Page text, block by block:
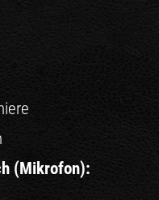
(Mikrofon):